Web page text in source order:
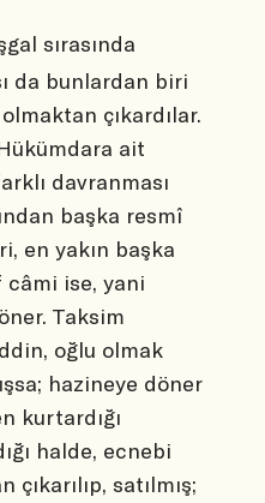
sırasında
da bunlardan biri
çıkardılar.
ait
davranması
başka resmî
en yakın başka
câmi ise, yani
Taksim
oğlu olmak
hazineye döner
kurtardığı
halde, ecnebi
satılmış;